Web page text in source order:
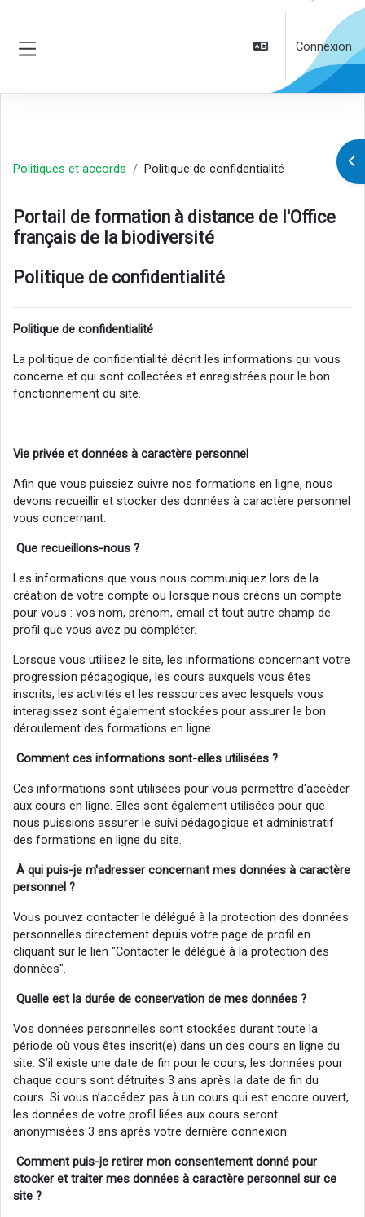
Connexion
Politiques et accords Politique de confidentialité
Portail de formation à distance de l'Office
français de la biodiversité
Politique de confidentialité
Politique de confidentialité
La politique de confidentialité décrit les informations qui vous
concerne et qui sont collectées et enregistrées pour le bon
fonctionnement du site.
Vie privée et données à caractère personnel
Afin que vous puissiez suivre nos formations en ligne, nous
devons recueillir et stocker des données à caractère personnel
vous concernant.
Que recueillons-nous ?
Les informations que vous nous communiquez lors de la
création de votre compte ou lorsque nous créons un compte
pour vous : vos nom, prénom, email et tout autre champ de
profil que vous avez pu compléter.
Lorsque vous utilisez le site, les informations concernant votre
progression pédagogique, les cours auxquels vous êtes
inscrits, les activités et les ressources avec lesquels vous
interagissez sont également stockées pour assurer le bon
déroulement des formations en ligne.
Comment ces informations sont-elles utilisées ?
Ces informations sont utilisées pour vous permettre d'accéder
aux cours en ligne. Elles sont également utilisées pour que
nous puissions assurer le suivi pédagogique et administratif
des formations en ligne du site.
À qui puis-je m'adresser concernant mes données à caractère
personnel ?
Vous pouvez contacter le délégué à la protection des données
personnelles directement depuis votre page de profil en
cliquant sur le lien "Contacter le délégué à la protection des
données".
Quelle est la durée de conservation de mes données ?
Vos données personnelles sont stockées durant toute la
période où vous êtes inscrit(e) dans un des cours en ligne du
site. S’il existe une date de fin pour le cours, les données pour
chaque cours sont détruites 3 ans après la date de fin du
cours. Si vous n’accédez pas à un cours qui est encore ouvert,
les données de votre profil liées aux cours seront
anonymisées 3 ans après votre dernière connexion.
Comment puis-je retirer mon consentement donné pour
stocker et traiter mes données à caractère personnel sur ce
site ?